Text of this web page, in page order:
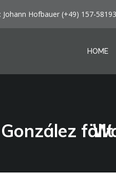
Johann Hofbauer (+49) 157-
HOME
VfB Stuttgart: